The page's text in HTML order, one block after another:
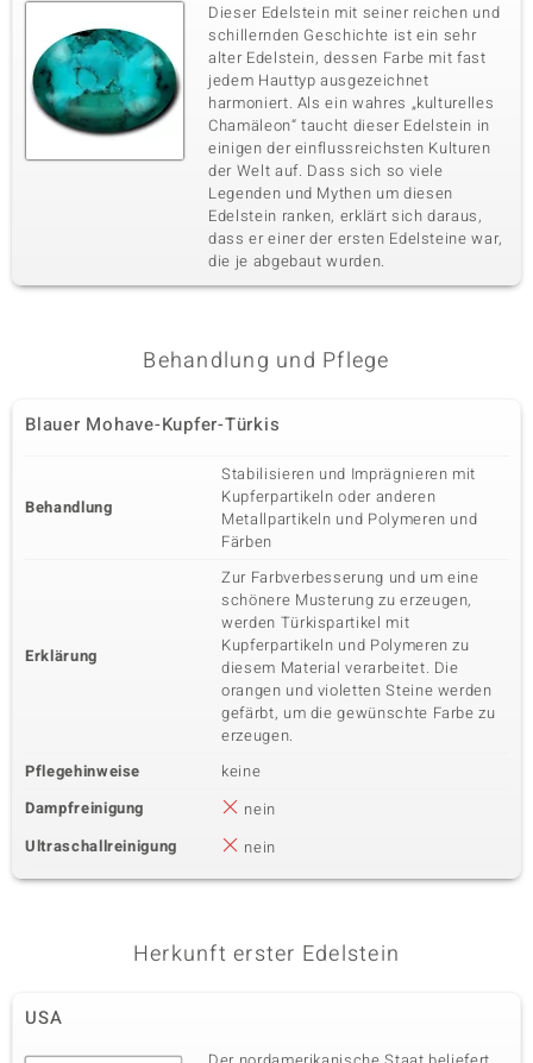
Dieser Edelstein mit seiner reichen und
schillernden Geschichte ist ein sehr
alter Edelstein, dessen Farbe mit fast
jedem Hauttyp ausgezeichnet
harmoniert. Als ein wahres „kulturelles
Chamäleon“ taucht dieser Edelstein in
einigen der einflussreichsten Kulturen
der Welt auf. Dass sich so viele
Legenden und Mythen um diesen
Edelstein ranken, erklärt sich daraus,
dass er einer der ersten Edelsteine war,
die je abgebaut wurden.
Behandlung und Pflege
Blauer Mohave-Kupfer-Türkis
Behandlung
Stabilisieren und Imprägnieren mit
Kupferpartikeln oder anderen
Metallpartikeln und Polymeren und
Färben
Erklärung
Zur Farbverbesserung und um eine
schönere Musterung zu erzeugen,
werden Türkispartikel mit
Kupferpartikeln und Polymeren zu
diesem Material verarbeitet. Die
orangen und violetten Steine werden
gefärbt, um die gewünschte Farbe zu
erzeugen.
Pflegehinweise
keine
Dampfreinigung
nein
Ultraschallreinigung
nein
Herkunft erster Edelstein
USA